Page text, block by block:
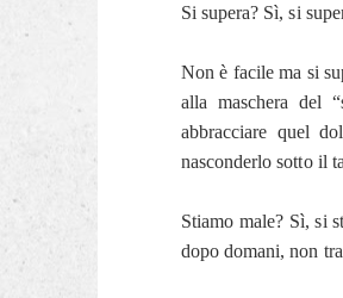
Si supera? Sì, si
Non è facile ma si
alla maschera del
abbracciare quel
nasconderlo sotto il
Stiamo male? Sì, si
dopo domani, non